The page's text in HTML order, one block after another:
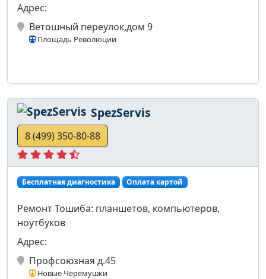
Адрес:
Ветошный переулок,дом 9
Площадь Революции
SpezServis
8 (499) 350-80-88
Бесплатная диагностика Оплата картой
Ремонт Тошиба: планшетов, компьютеров,
ноутбуков
Адрес:
Профсоюзная д.45
Новые Черёмушки